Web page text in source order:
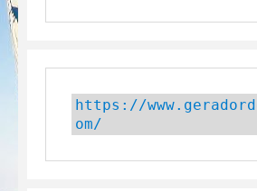
https://
om/